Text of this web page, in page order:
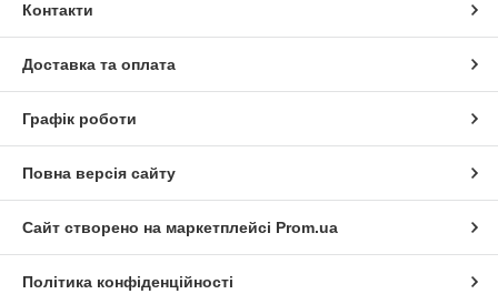
Контакти
Доставка та оплата
Графік роботи
Повна версія сайту
Сайт створено на маркетплейсі Prom.ua
Політика конфіденційності